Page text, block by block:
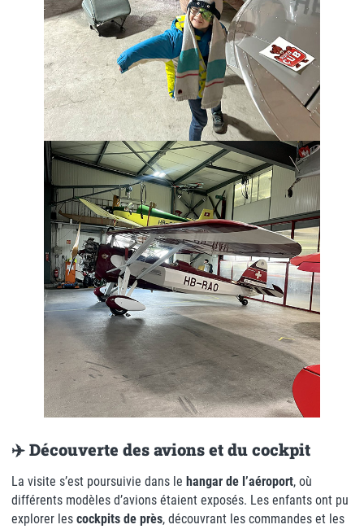
✈️ Découverte des avions et du cockpit
La visite s’est poursuivie dans le hangar de l’aéroport, où
différents modèles d’avions étaient exposés. Les enfants ont pu
explorer les cockpits de près, découvrant les commandes et les